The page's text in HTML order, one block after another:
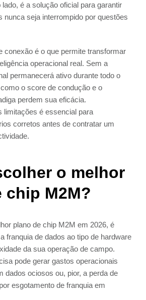
é a solução oficial para garantir
nunca seja interrompido por questões
conexão é o que permite transformar
operacional real. Sem a
permanecerá ativo durante todo o
o score de condução e o
perdem sua eficácia.
limitações é essencial para
corretos antes de contratar um
o melhor
chip M2M?
plano de chip M2M em 2026, é
franquia de dados ao tipo de hardware
da sua operação de campo.
pode gerar gastos operacionais
dados ociosos ou, pior, a perda de
esgotamento de franquia em